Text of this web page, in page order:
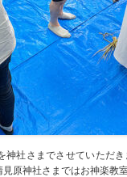
神社さまでさせていただ
原神社さまではお神楽教